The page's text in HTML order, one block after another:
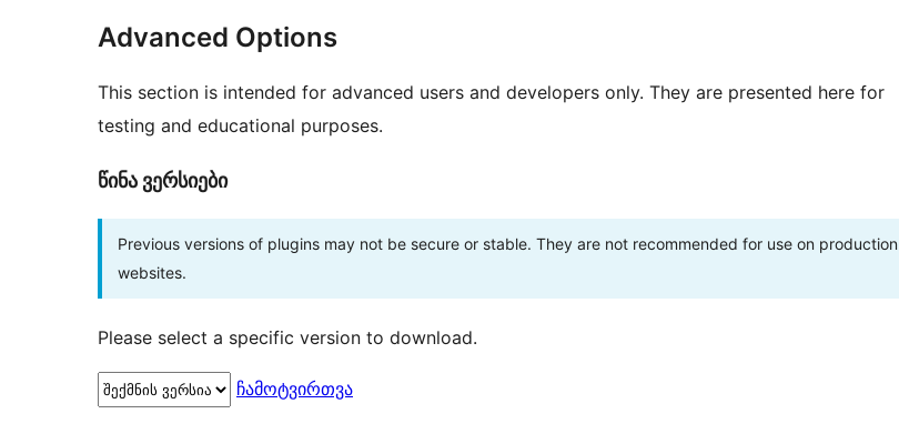
Advanced Options
This section is intended for advanced users and developers only. They are presented here for
testing and educational purposes.
წინა ვერსიები
Previous versions of plugins may not be secure or stable. They are not recommended for use on production
websites.
Please select a specific version to download.
ჩამოტვირთვა